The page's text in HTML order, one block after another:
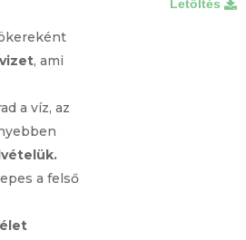
vizet, ami
a víz, az
a felső